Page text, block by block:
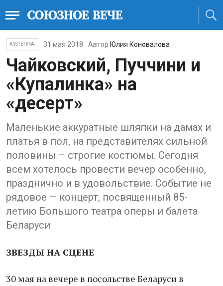
КУЛЬТУРА 31 мая 2018 Автор Юлия Коновалова
Чайковский, Пуччини и
«Купалинка» на
«десерт»
Маленькие аккуратные шляпки на дамах и
платья в пол, на представителях сильной
половины – строгие костюмы. Сегодня
всем хотелось провести вечер особенно,
празднично и в удовольствие. Событие не
рядовое — концерт, посвященный 85-
летию Большого театра оперы и балета
Беларуси
ЗВЕЗДЫ НА СЦЕНЕ
30 мая на вечере в посольстве Беларуси в